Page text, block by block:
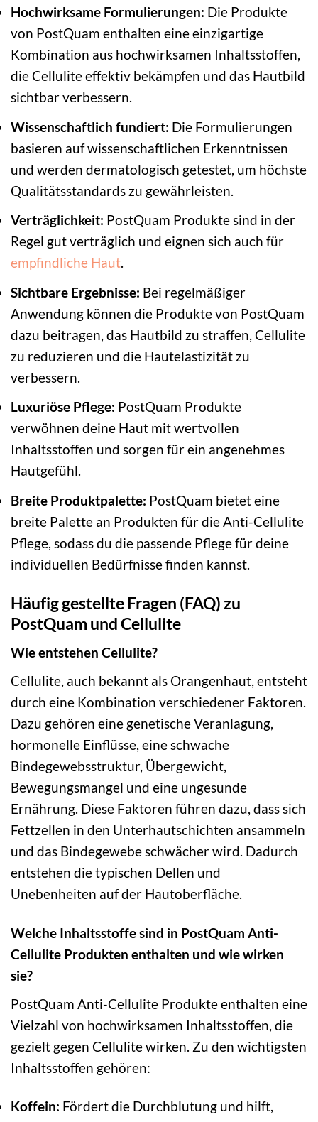
Hochwirksame Formulierungen: Die Produkte
von PostQuam enthalten eine einzigartige
Kombination aus hochwirksamen Inhaltsstoffen,
die Cellulite effektiv bekämpfen und das Hautbild
sichtbar verbessern.
Wissenschaftlich fundiert: Die Formulierungen
basieren auf wissenschaftlichen Erkenntnissen
und werden dermatologisch getestet, um höchste
Qualitätsstandards zu gewährleisten.
Verträglichkeit: PostQuam Produkte sind in der
Regel gut verträglich und eignen sich auch für
empfindliche Haut.
Sichtbare Ergebnisse: Bei regelmäßiger
Anwendung können die Produkte von PostQuam
dazu beitragen, das Hautbild zu straffen, Cellulite
zu reduzieren und die Hautelastizität zu
verbessern.
Luxuriöse Pflege: PostQuam Produkte
verwöhnen deine Haut mit wertvollen
Inhaltsstoffen und sorgen für ein angenehmes
Hautgefühl.
Breite Produktpalette: PostQuam bietet eine
breite Palette an Produkten für die Anti-Cellulite
Pflege, sodass du die passende Pflege für deine
individuellen Bedürfnisse finden kannst.
Häufig gestellte Fragen (FAQ) zu
PostQuam und Cellulite
Wie entstehen Cellulite?
Cellulite, auch bekannt als Orangenhaut, entsteht
durch eine Kombination verschiedener Faktoren.
Dazu gehören eine genetische Veranlagung,
hormonelle Einflüsse, eine schwache
Bindegewebsstruktur, Übergewicht,
Bewegungsmangel und eine ungesunde
Ernährung. Diese Faktoren führen dazu, dass sich
Fettzellen in den Unterhautschichten ansammeln
und das Bindegewebe schwächer wird. Dadurch
entstehen die typischen Dellen und
Unebenheiten auf der Hautoberfläche.
Welche Inhaltsstoffe sind in PostQuam Anti-
Cellulite Produkten enthalten und wie wirken
sie?
PostQuam Anti-Cellulite Produkte enthalten eine
Vielzahl von hochwirksamen Inhaltsstoffen, die
gezielt gegen Cellulite wirken. Zu den wichtigsten
Inhaltsstoffen gehören:
Koffein: Fördert die Durchblutung und hilft,